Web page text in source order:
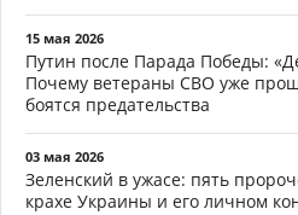
15 мая 2026
Путин после Парада Победы:
Почему ветераны СВО уже
боятся предательства
03 мая 2026
Зеленский в ужасе: пять
крахе Украины и его личном